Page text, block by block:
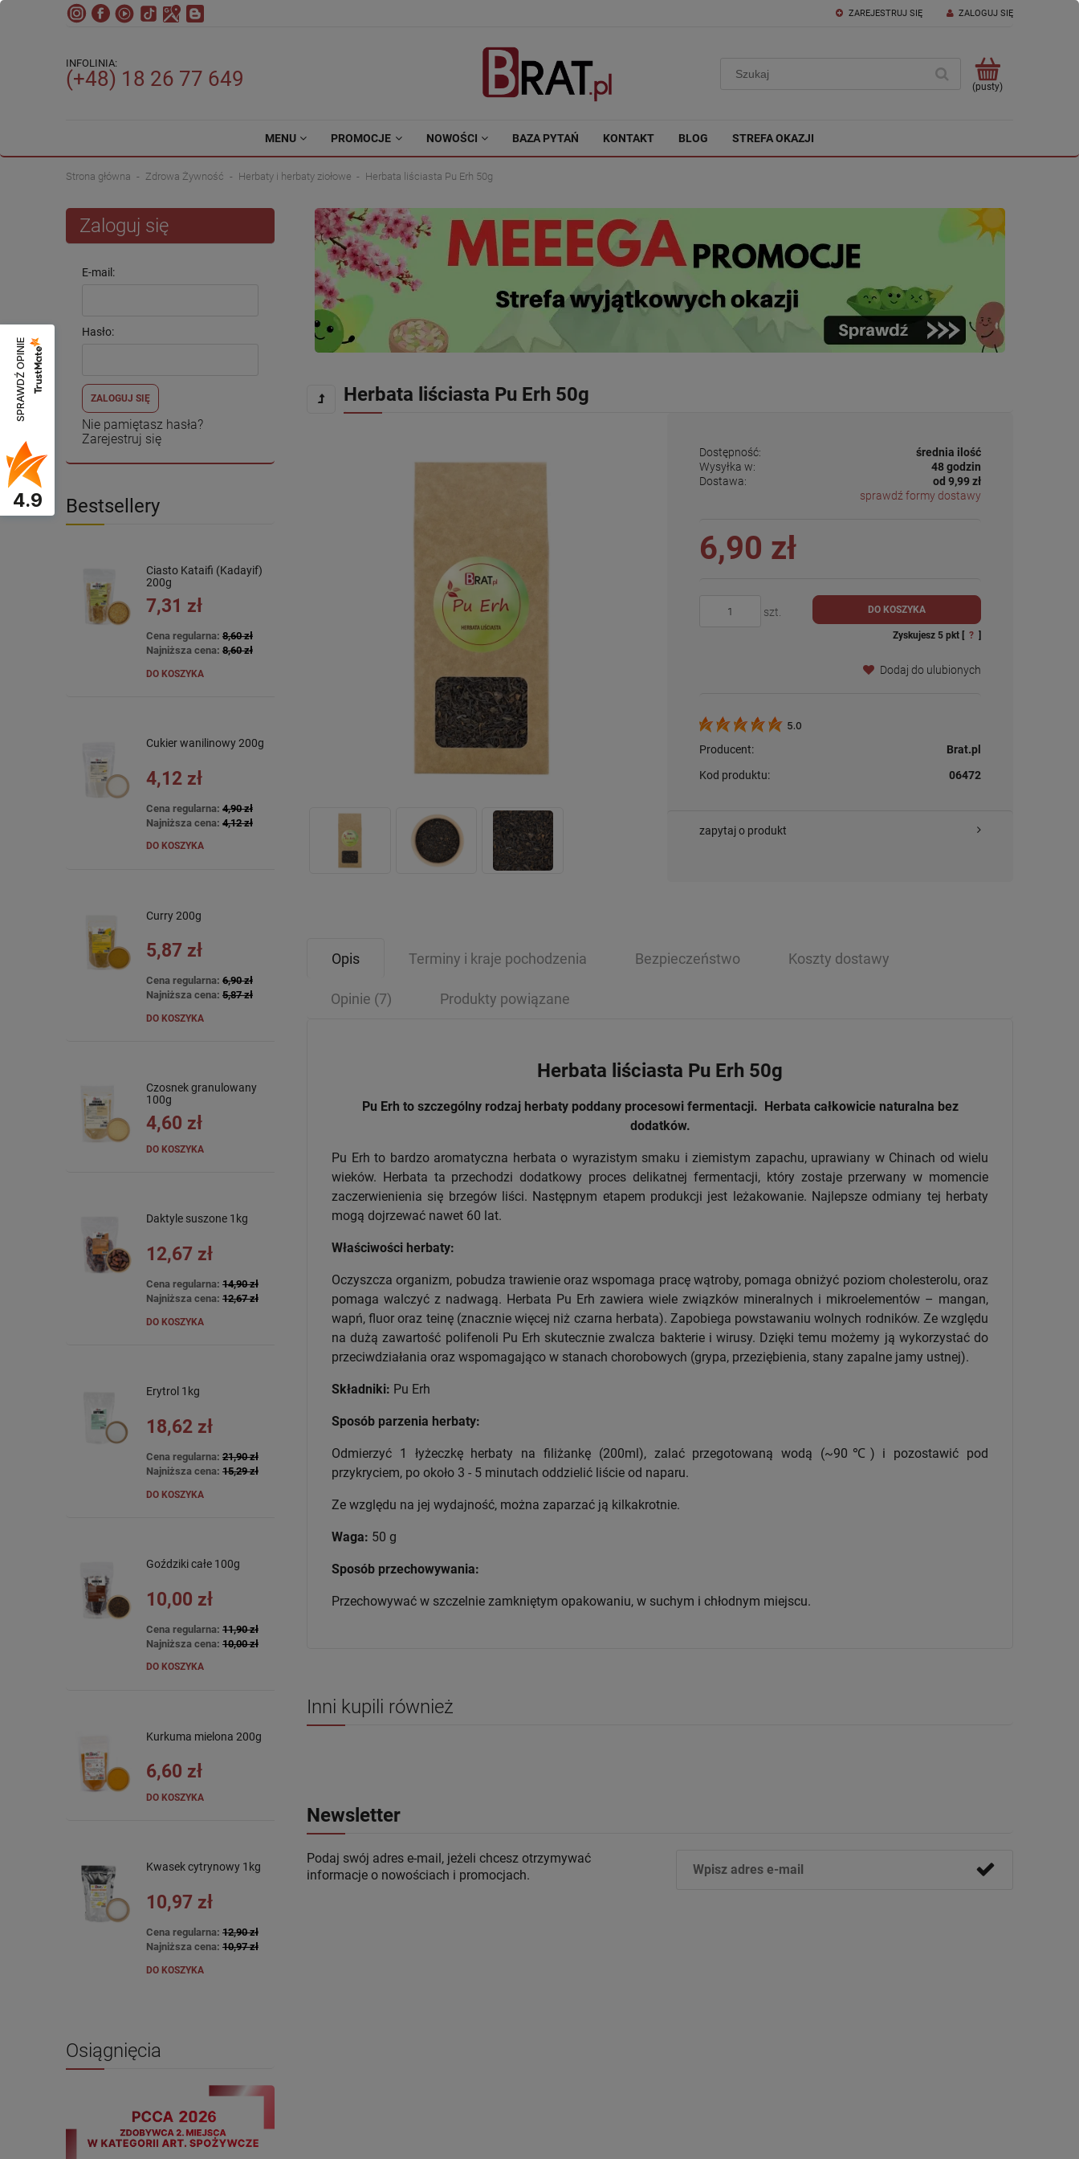
ZAREJESTRUJ SIĘ ZALOGUJ SIĘ
INFOLINIA:
(+48) 18 26 77 649 (pusty)
MENU PROMOCJE NOWOŚCI BAZA PYTAŃ KONTAKT BLOG STREFA OKAZJI
Strona główna Zdrowa Żywność Herbaty i herbaty ziołowe Herbata liściasta Pu Erh 50g
Zaloguj się
E-mail:
Hasło:
ZALOGUJ SIĘ
Nie pamiętasz hasła?
Zarejestruj się
Bestsellery
Ciasto Kataifi (Kadayif)
200g
7,31 zł
Cena regularna: 8,60 zł
Najniższa cena: 8,60 zł
DO KOSZYKA
Cukier wanilinowy 200g
4,12 zł
Cena regularna: 4,90 zł
Najniższa cena: 4,12 zł
DO KOSZYKA
Curry 200g
5,87 zł
Cena regularna: 6,90 zł
Najniższa cena: 5,87 zł
DO KOSZYKA
Czosnek granulowany
100g
4,60 zł
DO KOSZYKA
Daktyle suszone 1kg
12,67 zł
Cena regularna: 14,90 zł
Najniższa cena: 12,67 zł
DO KOSZYKA
Erytrol 1kg
18,62 zł
Cena regularna: 21,90 zł
Najniższa cena: 15,29 zł
DO KOSZYKA
Goździki całe 100g
10,00 zł
Cena regularna: 11,90 zł
Najniższa cena: 10,00 zł
DO KOSZYKA
Kurkuma mielona 200g
6,60 zł
DO KOSZYKA
Kwasek cytrynowy 1kg
10,97 zł
Cena regularna: 12,90 zł
Najniższa cena: 10,97 zł
DO KOSZYKA
Osiągnięcia
Herbata liściasta Pu Erh 50g
Dostępność:
średnia ilość
Wysyłka w:
48 godzin
Dostawa:
od 9,99 zł
sprawdź formy dostawy
6,90 zł
szt. DO KOSZYKA
Zyskujesz 5pkt [ ? ]
Dodaj do ulubionych
5.0
Producent:
Brat.pl
Kod produktu:
06472
zapytaj o produkt
Opis Terminy i kraje pochodzenia Bezpieczeństwo Koszty dostawy
Opinie (7) Produkty powiązane
Herbata liściasta Pu Erh 50g
Pu Erh to szczególny rodzaj herbatypoddany procesowi fermentacji.
Herbata całkowicie naturalna bez
dodatków.
Pu Erh to bardzo aromatyczna herbata o wyrazistym smaku i ziemistym zapachu, uprawiany w Chinach od wielu
wieków. Herbata ta przechodzi dodatkowy proces delikatnej fermentacji, który zostaje przerwany w momencie
zaczerwienienia się brzegów liści. Następnym etapem produkcji jest leżakowanie. Najlepsze odmiany tej herbaty
mogą dojrzewać nawet 60 lat.
Właściwości herbaty:
Oczyszcza organizm, pobudza trawienie oraz wspomaga pracę wątroby, pomaga obniżyć poziom cholesterolu, oraz
pomaga walczyć z nadwagą. Herbata Pu Erh zawiera wiele związków mineralnych i mikroelementów – mangan,
wapń, fluor oraz teinę (znacznie więcej niż czarna herbata). Zapobiega powstawaniu wolnych rodników. Ze względu
na dużą zawartość polifenoli Pu Erh skutecznie zwalcza bakterie i wirusy. Dzięki temu możemy ją wykorzystać do
przeciwdziałania oraz wspomagająco w stanach chorobowych (grypa, przeziębienia, stany zapalne jamy ustnej).
Składniki: Pu Erh
Sposób parzenia herbaty:
Odmierzyć 1 łyżeczkę herbaty na filiżankę (200ml), zalać przegotowaną wodą (~90℃) i pozostawić pod
przykryciem, po około 3 - 5 minutach oddzielić liście od naparu.
Ze względu na jej wydajność, można zaparzać ją kilkakrotnie.
Waga: 50 g
Sposób przechowywania:
Przechowywać w szczelnie zamkniętym opakowaniu, w suchym i chłodnym miejscu.
Inni kupili również
Newsletter
Podaj swój adres e-mail, jeżeli chcesz otrzymywać
informacje o nowościach i promocjach.
SPRAWDŹ OPINIE
4.9